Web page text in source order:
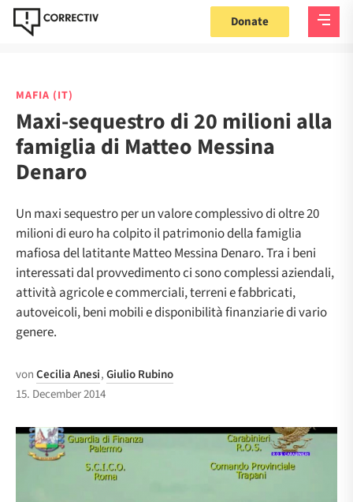
Donate
MAFIA (IT)
Maxi-sequestro di 20 milioni alla
famiglia di Matteo Messina
Denaro
Un maxi sequestro per un valore complessivo di oltre 20
milioni di euro ha colpito il patrimonio della famiglia
mafiosa del latitante Matteo Messina Denaro. Tra i beni
interessati dal provvedimento ci sono complessi aziendali,
attività agricole e commerciali, terreni e fabbricati,
autoveicoli, beni mobili e disponibilità finanziarie di vario
genere.
vonCecilia Anesi,Giulio Rubino
15. December 2014